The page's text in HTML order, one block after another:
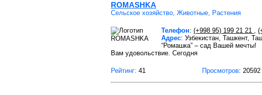
ROMASHKA
Сельское хозяйство, Животные, Растения
Телефон: (+998 95) 199 21 21 ,
Адрес: Узбекистан, Ташкент,
“Ромашка” – сад Вашей мечты!
Вам удовольствие. Сегодня
Рейтинг: 41 Просмотров: 20592